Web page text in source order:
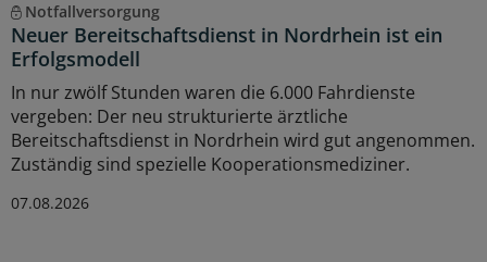
Notfallversorgung
Neuer Bereitschaftsdienst in Nordrhein ist ein
Erfolgsmodell
In nur zwölf Stunden waren die 6.000 Fahrdienste
vergeben: Der neu strukturierte ärztliche
Bereitschaftsdienst in Nordrhein wird gut angenommen.
Zuständig sind spezielle Kooperationsmediziner.
07.08.2026